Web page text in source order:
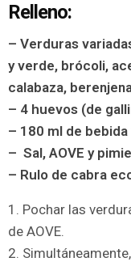
Relleno:
– Verduras
y verde, brócoli,
calabaza,
– 4 huevos (de
– 180 ml de
– Sal, AOVE y
– Rulo de cabra
1. Pochar las
de AOVE.
2.